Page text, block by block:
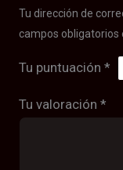
Tu dirección de
campos
Tu puntuación*
Tu valoración*